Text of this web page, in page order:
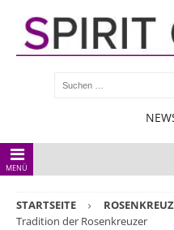
MENÜ
STARTSEITE
Tradition der Rosenkreuzer